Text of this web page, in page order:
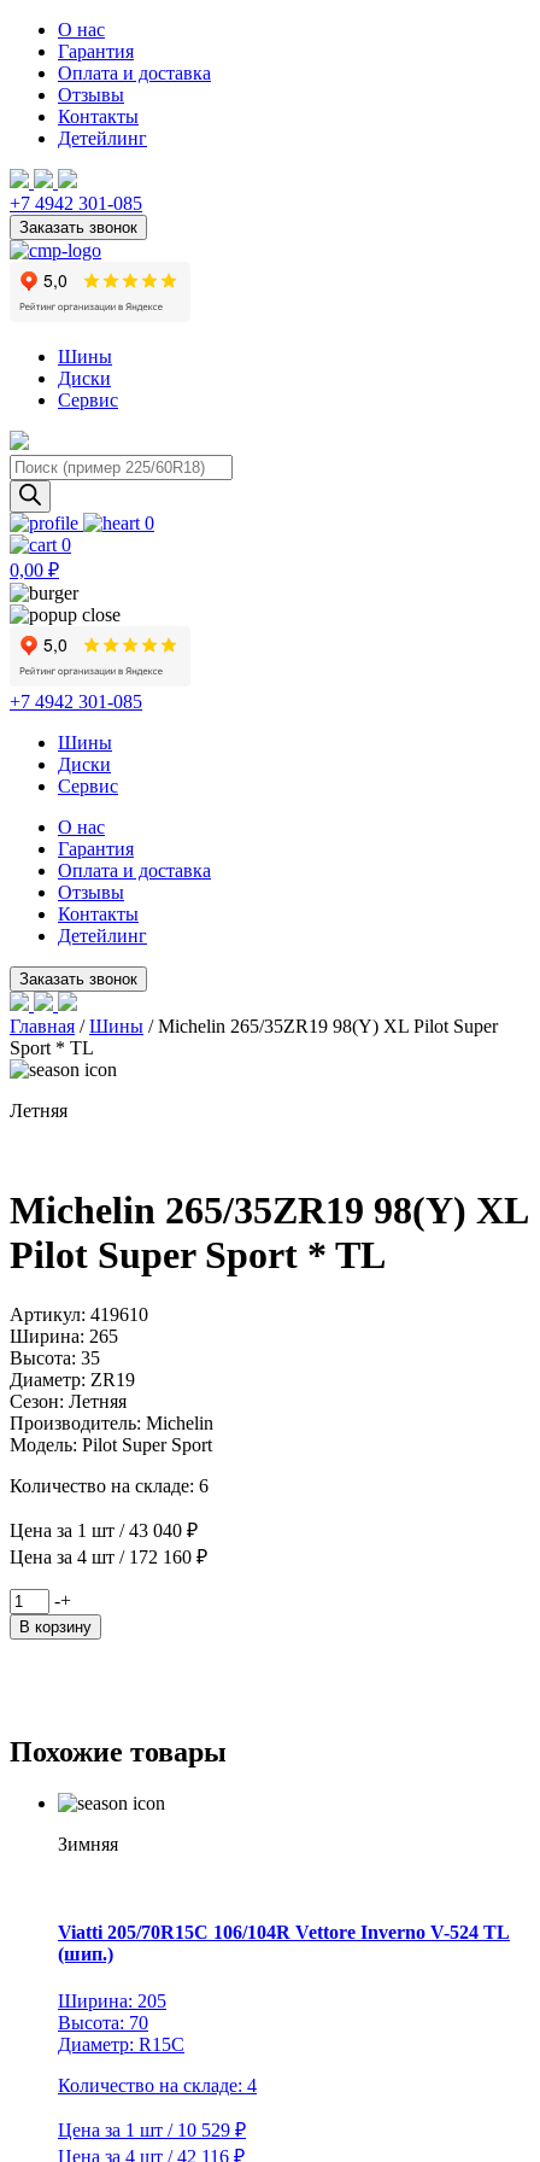
О нас
Гарантия
Оплата и доставка
Отзывы
Контакты
Детейлинг
+7 4942 301-085
Шины
Диски
Сервис
Поиск
товаров
0
0
0,00 ₽
+7 4942 301-085
Шины
Диски
Сервис
О нас
Гарантия
Оплата и доставка
Отзывы
Контакты
Детейлинг
Главная /Шины / Michelin 265/35ZR19 98(Y) XL Pilot Super
Sport * TL
Летняя
Michelin 265/35ZR19 98(Y) XL
Pilot Super Sport * TL
Артикул: 419610
Ширина: 265
Высота: 35
Диаметр: ZR19
Сезон: Летняя
Производитель: Michelin
Модель: Pilot Super Sport
Количество на складе: 6
Цена за 1 шт / 43 040 ₽
Цена за 4 шт / 172 160 ₽
Количество
товара
Michelin
Super
-+
В корзину
Похожие товары
Зимняя
Viatti 205/70R15C 106/104R Vettore Inverno V-524 TL
(шип.)
Ширина: 205
Высота: 70
Диаметр: R15C
Количество на складе: 4
Цена за 1 шт / 10 529 ₽
Цена за 4 шт / 42 116 ₽